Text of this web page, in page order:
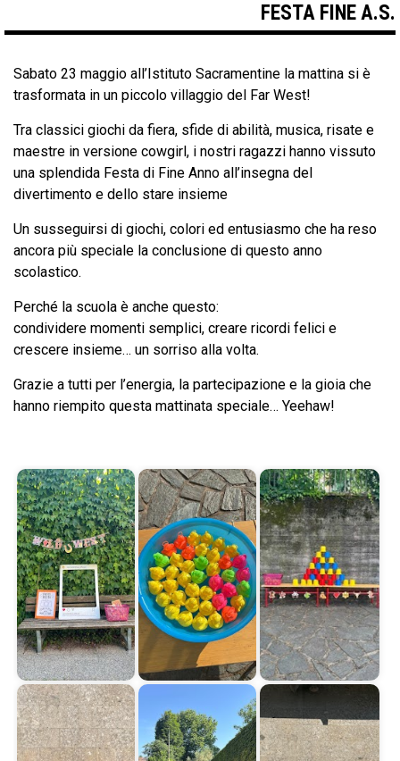
FESTA FINE A.S.
Sabato 23 maggio all’Istituto Sacramentine la mattina si è
trasformata in un piccolo villaggio del Far West!
Tra classici giochi da fiera, sfide di abilità, musica, risate e
maestre in versione cowgirl, i nostri ragazzi hanno vissuto
una splendida Festa di Fine Anno all’insegna del
divertimento e dello stare insieme
Un susseguirsi di giochi, colori ed entusiasmo che ha reso
ancora più speciale la conclusione di questo anno
scolastico.
Perché la scuola è anche questo:
condividere momenti semplici, creare ricordi felici e
crescere insieme… un sorriso alla volta.
Grazie a tutti per l’energia, la partecipazione e la gioia che
hanno riempito questa mattinata speciale… Yeehaw!